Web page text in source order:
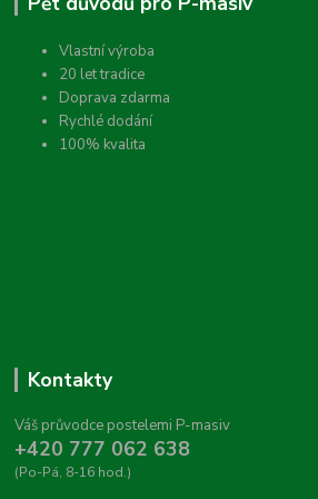
Vlastní výroba
20 let tradice
Doprava zdarma
Rychlé dodání
100% kvalita
Kontakty
Váš průvodce postelemi P-masiv
+420 777 062 638
(Po-Pá, 8-16 hod.)